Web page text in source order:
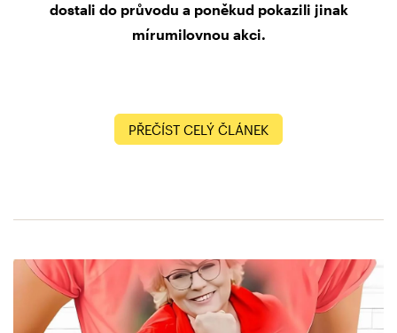
dostali do průvodu a poněkud pokazili jinak
mírumilovnou akci.
PŘEČÍST CELÝ ČLÁNEK